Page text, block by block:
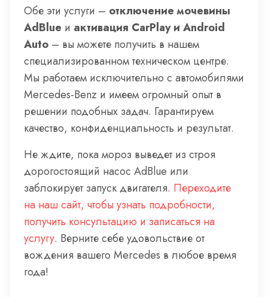
Обе эти услуги – отключение мочевины
AdBlue и активация CarPlay и Android
Auto – вы можете получить в нашем
специализированном техническом центре.
Мы работаем исключительно с автомобилями
Mercedes-Benz и имеем огромный опыт в
решении подобных задач. Гарантируем
качество, конфиденциальность и результат.
Не ждите, пока мороз выведет из строя
дорогостоящий насос AdBlue или
заблокирует запуск двигателя. Переходите
на наш сайт, чтобы узнать подробности,
получить консультацию и записаться на
услугу. Верните себе удовольствие от
вождения вашего Mercedes в любое время
года!